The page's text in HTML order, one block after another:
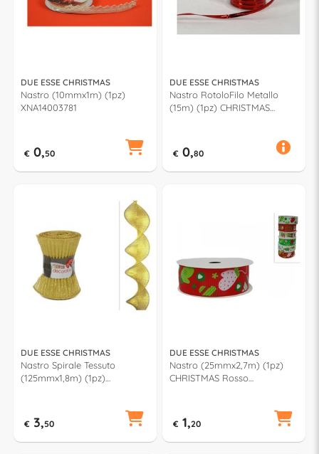
DUE ESSE CHRISTMAS
Nastro (10mmx1m) (1pz)
XNA14003781
€ 0,50
DUE ESSE CHRISTMAS
Nastro RotoloFilo Metallo
(15m) (1pz) CHRISTMAS
€ 0,80
DUE ESSE CHRISTMAS
Nastro Spirale Tessuto
(125mmx1,8m) (1pz)
€ 3,50
DUE ESSE CHRISTMAS
Nastro (25mmx2,7m) (1pz)
CHRISTMAS Rosso
€ 1,20